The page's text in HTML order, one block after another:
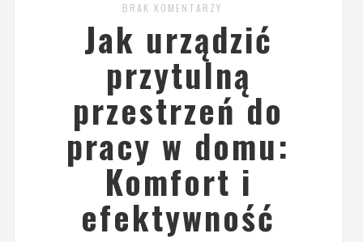
BRAK KOMENTARZY
Jak urządzić
przytulną
przestrzeń do
pracy w domu:
Komfort i
efektywność